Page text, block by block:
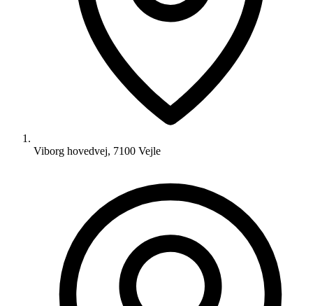
Viborg hovedvej, 7100 Vejle